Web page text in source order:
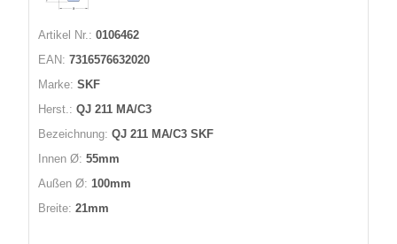
Artikel Nr.: 0106462
EAN: 7316576632020
Marke: SKF
Herst.: QJ 211 MA/C3
Bezeichnung: QJ 211 MA/C3 SKF
Innen Ø: 55mm
Außen Ø: 100mm
Breite: 21mm